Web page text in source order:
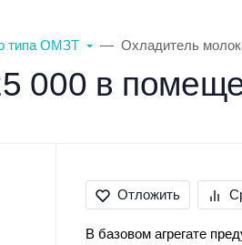
типа ОМЗТ Охладитель
000 в
Отложить
В базовом агрегате